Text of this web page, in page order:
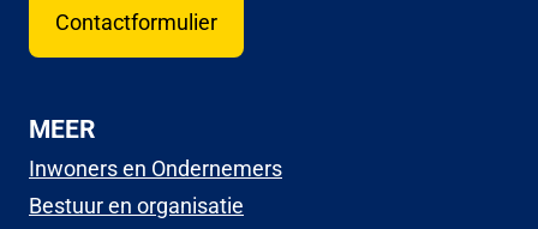
Contactformulier
MEER
Inwoners en Ondernemers
Bestuur en organisatie